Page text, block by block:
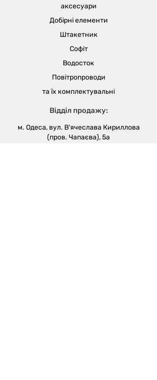
у вентиляційних системах.
Відділ продажу:
м. Одеса, вул. В'ячеслава Кириллова
(пров. Чапаєва), 5а
аксесуари
Добірні елементи
Штакетник
Софіт
Водосток
Повітропроводи
та їх комплектувальні